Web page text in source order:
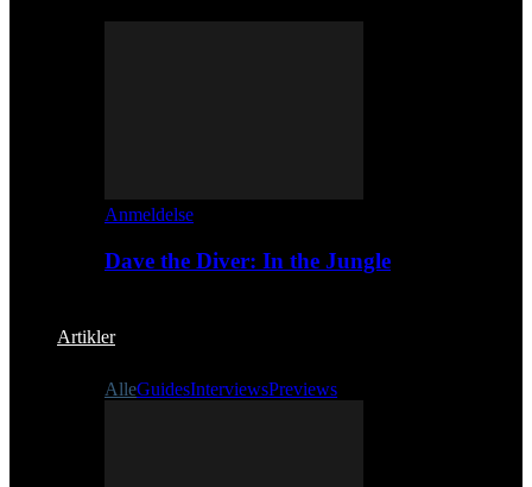
Anmeldelse
Dave the Diver: In the Jungle
Artikler
AlleGuidesInterviewsPreviews